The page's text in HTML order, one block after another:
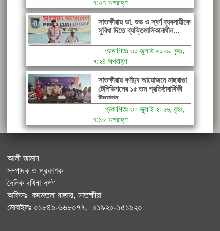
৭:২৭ অপরাহ্ণ
সাতক্ষীরায় ডা. শুভ ও স্বর্ণ ব্যবসায়ীকে
সুবিধা দিতে ব্যক্তিমালিকানাধীন...
প্রকাশিতঃ ৩০ জুলাই ২০২৬, বৃহঃ,
৭:২৪ অপরাহ্ণ
সাতক্ষীরায় বর্ণাঢ্য আয়োজনে মাছরাঙা
টেলিভিশনের ১৫ তম প্রতিষ্ঠাবার্ষিকী
উদযাপন
প্রকাশিতঃ ৩০ জুলাই ২০২৬, বৃহঃ,
৭:১৮ অপরাহ্ণ
আলী জামান
সম্পাদক ও প্রকাশক
দৈনিক দখিনা দর্পণ
অফিসঃ কদমতলা বাজার, সাতক্ষীরা
মোবাইলঃ ০১৮৪৯-৬৬৮০৭৭, ০১৯২০-১৫১৯২০